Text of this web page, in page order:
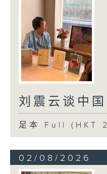
刘震云谈中
足本 Full (HKT
02/08/2026